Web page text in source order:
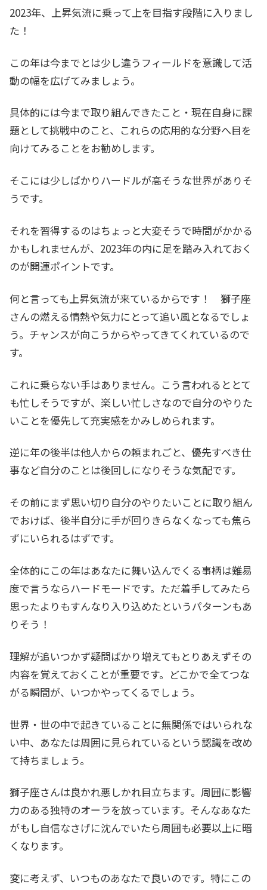
2023年、上昇気流に乗って上を目指す段階に入りまし
た！
この年は今までとは少し違うフィールドを意識して活
動の幅を広げてみましょう。
具体的には今まで取り組んできたこと・現在自身に課
題として挑戦中のこと、これらの応用的な分野へ目を
向けてみることをお勧めします。
そこには少しばかりハードルが高そうな世界がありそ
うです。
それを習得するのはちょっと大変そうで時間がかかる
かもしれませんが、2023年の内に足を踏み入れておく
のが開運ポイントです。
何と言っても上昇気流が来ているからです！ 獅子座
さんの燃える情熱や気力にとって追い風となるでしょ
う。チャンスが向こうからやってきてくれているので
す。
これに乗らない手はありません。こう言われるととて
も忙しそうですが、楽しい忙しさなので自分のやりた
いことを優先して充実感をかみしめられます。
逆に年の後半は他人からの頼まれごと、優先すべき仕
事など自分のことは後回しになりそうな気配です。
その前にまず思い切り自分のやりたいことに取り組ん
でおけば、後半自分に手が回りきらなくなっても焦ら
ずにいられるはずです。
全体的にこの年はあなたに舞い込んでくる事柄は難易
度で言うならハードモードです。ただ着手してみたら
思ったよりもすんなり入り込めたというパターンもあ
りそう！
理解が追いつかず疑問ばかり増えてもとりあえずその
内容を覚えておくことが重要です。どこかで全てつな
がる瞬間が、いつかやってくるでしょう。
世界・世の中で起きていることに無関係ではいられな
い中、あなたは周囲に見られているという認識を改め
て持ちましょう。
獅子座さんは良かれ悪しかれ目立ちます。周囲に影響
力のある独特のオーラを放っています。そんなあなた
がもし自信なさげに沈んでいたら周囲も必要以上に暗
くなります。
変に考えず、いつものあなたで良いのです。特にこの